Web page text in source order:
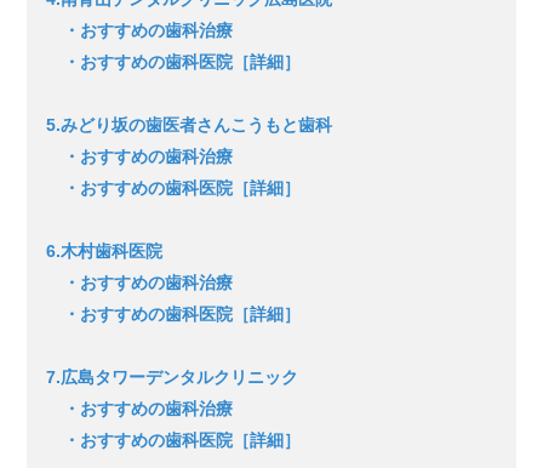
・おすすめの歯科治療
・おすすめの歯科医院［詳細］
5.みどり坂の歯医者さんこうもと歯科
・おすすめの歯科治療
・おすすめの歯科医院［詳細］
6.木村歯科医院
・おすすめの歯科治療
・おすすめの歯科医院［詳細］
7.広島タワーデンタルクリニック
・おすすめの歯科治療
・おすすめの歯科医院［詳細］